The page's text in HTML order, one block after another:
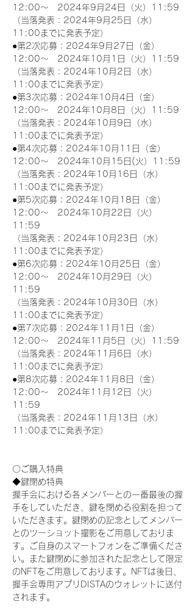
12:00～　2024年9月24日（火）11:59
（当落発表：2024年9月25日（水）
11:00までに発表予定）
●第2次応募：2024年9月27日（金）
12:00～　2024年10月1日（火）11:59
（当落発表：2024年10月2日（水）
11:00までに発表予定）
●第3次応募：2024年10月4日（金）
12:00～　2024年10月8日（火）11:59
（当落発表：2024年10月9日（水）
11:00までに発表予定）
●第4次応募：2024年10月11日（金）
12:00～　2024年10月15日(火）11:59
（当落発表：2024年10月16日（水）
11:00までに発表予定）
●第5次応募：2024年10月18日（金）
12:00～　2024年10月22日（火）
11:59
（当落発表：2024年10月23日（水）
11:00までに発表予定）
●第6次応募：2024年10月25日（金）
12:00～　2024年10月29日（火）
11:59
（当落発表：2024年10月30日（水）
11:00までに発表予定）
●第7次応募：2024年11月1日（金）
12:00～　2024年11月5日（火）11:59
（当落発表：2024年11月6日（水）
11:00までに発表予定）
●第8次応募：2024年11月8日（金）
12:00～　2024年11月12日（火）
11:59
（当落発表：2024年11月13日（水）
11:00までに発表予定）
〇ご購入特典
◆鍵閉め特典
握手会における各メンバーとの一番最後の握
手をしていただき、鍵を閉める役割を担って
いただきます。鍵閉めの記念としてメンバー
とのツーショット撮影をご用意しておりま
す。ご自身のスマートフォンをご準備くださ
い。また鍵閉めに参加された記念として限定
のNFTをご用意しております。NFTは後日、
握手会専用アプリDISTAのウォレットに送付
されます。